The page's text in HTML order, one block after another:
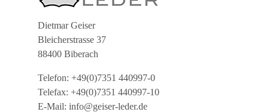
Dietmar Geiser
Bleicherstrasse 37
88400 Biberach
Telefon: +49(0)7351 440997-0
Telefax: +49(0)7351 440997-10
E-Mail: info@geiser-leder.de